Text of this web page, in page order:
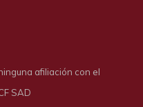
afiliación con el
SAD